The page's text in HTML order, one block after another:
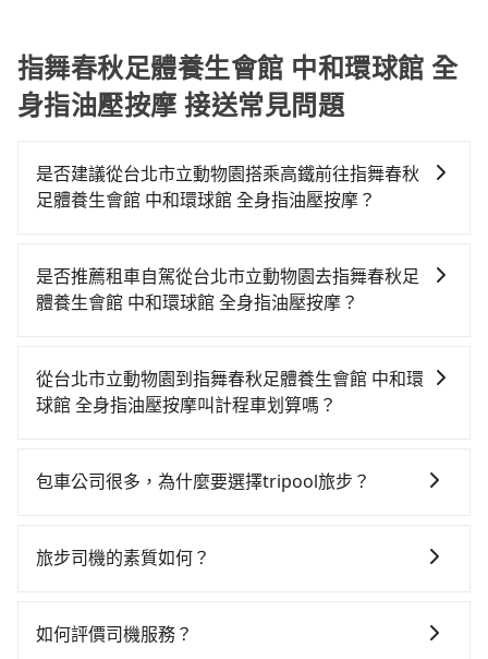
指舞春秋足體養生會館 中和環球館 全
身指油壓按摩 接送常見問題
是否建議從台北市立動物園搭乘高鐵前往指舞春秋
足體養生會館 中和環球館 全身指油壓按摩？
館 中和環球館 全身指油壓按摩，高鐵乘坐舒適、較貴、
費時！從最早06:26一直到23:00，台北-台中一天最多有
400元、車程約26分鐘。抵達高鐵站後，步行進站、現
場購票並於月台排隊的時間約25分鐘，再乘坐47~66分
或者天候狀況，決定是步行一段路或者搭乘公車抵達最
程使用tripool並到府專車接送，則每人平均花費約640
在轉乘與等車上，現在還不馬上來預約tripool！如果你
是否推薦租車自駕從台北市立動物園去指舞春秋足
體養生會館 中和環球館 全身指油壓按摩？
時不需要閉目養神（因為要自己開車），最重要的是你
當天就要來回，那在台北路邊可隨租隨借的iRent應該是
市立動物園到指舞春秋足體養生會館 中和環球館 全身指
已將eTag和可能的每小時40元路邊停車費用預估進去，
C、Vios這類乘坐體驗較差的車款，如果人數超過四位，
從台北市立動物園到指舞春秋足體養生會館 中和環
球館 全身指油壓按摩叫計程車划算嗎？
灣大車隊、Uber、Line Taxi、Yoxi等，如果在路邊攔不
看看。依照里程跳錶計算，價格約為4,315~5,200元間，
指舞春秋足體養生會館 中和環球館 全身指油壓按摩的最
包車公司很多，為什麼要選擇tripool旅步？
以依照您行程人數的需求進行選擇。此外，為確保您的
無隱藏費用，且還提供優於其他業者更彈性的取消政
旅步司機的素質如何？
同時，旅步也會詳細記錄每位司機每次服務的狀況以及
如何評價司機服務？